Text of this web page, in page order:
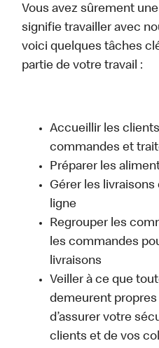
Vous avez sûrement
signifie travailler avec
voici quelques tâches
partie de votre travail :
Accueillir les
commandes et
Préparer les
Gérer les
ligne
Regrouper les
les commandes
livraisons
Veiller à ce que
demeurent
d’assurer votre
clients et de vos